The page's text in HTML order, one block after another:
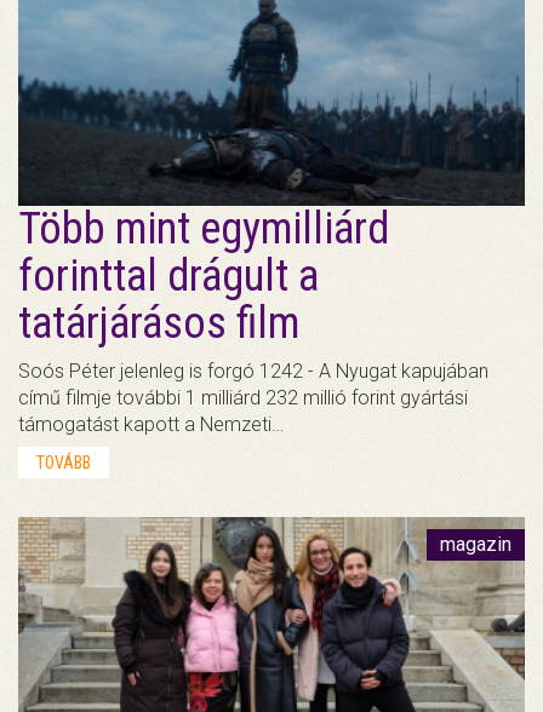
Több mint egymilliárd
forinttal drágult a
tatárjárásos film
Soós Péter jelenleg is forgó 1242 - A Nyugat kapujában
című filmje további 1 milliárd 232 millió forint gyártási
támogatást kapott a Nemzeti…
TOVÁBB
magazin